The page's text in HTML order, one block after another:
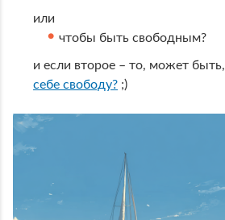
или
чтобы быть свободным?
и если второе – то, может быть,
себе свободу? ;)